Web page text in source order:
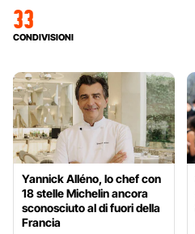
33
CONDIVISIONI
Yannick Alléno, lo chef con
18 stelle Michelin ancora
sconosciuto al di fuori della
Francia